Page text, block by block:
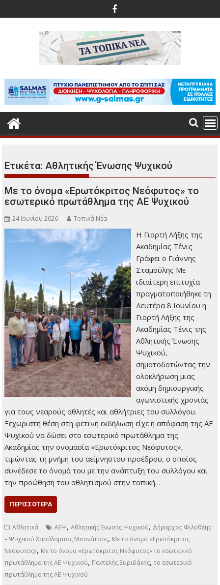
στο
περιεχόμενο
Ετικέτα:Αθλητικής Ένωσης Ψυχικού
Με το όνομα «Ερωτόκριτος Νεόφυτος» το
εσωτερικό πρωτάθλημα της ΑΕ Ψυχικού
24 Ιουνίου 2026 Τοπικά Νέα
Η Γιορτή Λήξης της
Ακαδημίας Τένις
Γράφει ο Γιάννης
Σταμούλης Με
ιδιαίτερη επιτυχία
πραγματοποιήθηκε τη
Δευτέρα 8 Ιουνίου η
Γιορτή Λήξης της
Ακαδημίας Τένις της
Αθλητικής Ένωσης
Ψυχικού,
σηματοδοτώντας την
ολοκλήρωση μιας
ακόμη δημιουργικής
αγωνιστικής χρονιάς
για τους νεαρούς αθλητές και αθλήτριες του συλλόγου.
Ξεχωριστή θέση στη φετινή εκδήλωση είχε η απόφαση της ΑΕ
Ψυχικού να δώσει στο εσωτερικό πρωτάθλημα της
Ακαδημίας την ονομασία «Ερωτόκριτος Νεόφυτος»,
τιμώντας τη μνήμη του αείμνηστου προέδρου, ο οποίος
συνέδεσε το όνομά του με την ανάπτυξη του συλλόγου και
την προώθηση του αθλητισμού στην τοπική…
ΠΕΡΙΣΣΌΤΕΡΑ
Αθλητικά ΑΕΨ,Αθλητικής Ένωσης Ψυχικού, Δήμαρχος Φιλοθέης
– Ψυχικού Χαράλαμπος Μπονάτσος, Με το όνομα «Ερωτόκριτος
Νεόφυτος», Με το όνομα «Ερωτόκριτος Νεόφυτος» το εσωτερικό
πρωτάθλημα της ΑΕ Ψυχικού, Παντελής Ξυριδάκης,το εσωτερικό
πρωτάθλημα της ΑΕ Ψυχικού